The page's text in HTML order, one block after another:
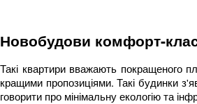
Новобудови комфорт-
Такі квартири вважають покращеного
кращими пропозиціями. Такі будинки
говорити про мінімальну екологію та